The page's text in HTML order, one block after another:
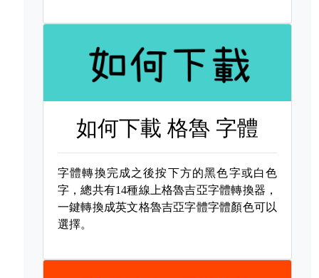
如何下載格魯 字體
字體轉換完成之後按下方的黑色字或白色
字，總共有14種線上格魯吉亞字體轉換器，
一鍵轉換成英文格魯吉亞字體字體顏色可以
選擇。